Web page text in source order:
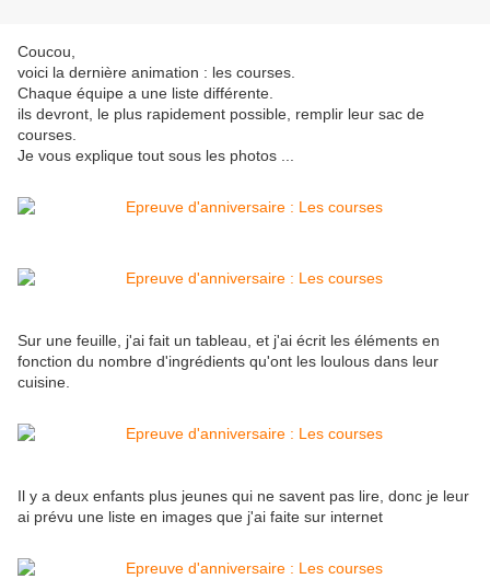
Coucou,
voici la dernière animation : les courses.
Chaque équipe a une liste différente.
ils devront, le plus rapidement possible, remplir leur sac de
courses.
Je vous explique tout sous les photos ...
Sur une feuille, j'ai fait un tableau, et j'ai écrit les éléments en
fonction du nombre d'ingrédients qu'ont les loulous dans leur
cuisine.
Il y a deux enfants plus jeunes qui ne savent pas lire, donc je leur
ai prévu une liste en images que j'ai faite sur internet